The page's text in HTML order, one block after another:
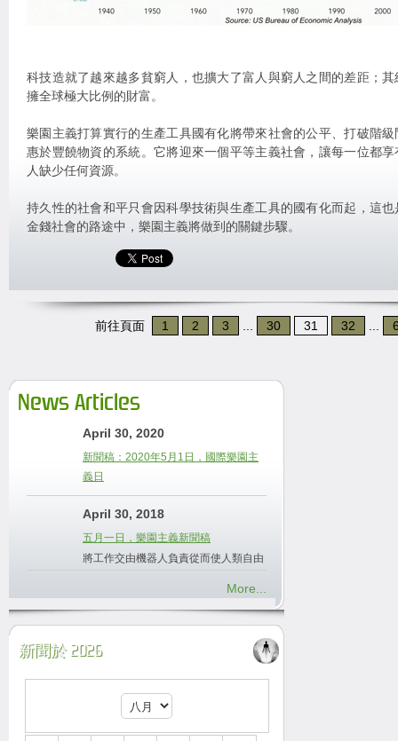
科技造就了越來越多貧窮人，也擴大了富人與窮人之間的差距；
擁全球極大比例的財富。
樂園主義打算實行的生產工具國有化將帶來社會的公平、打破階
惠於豐饒物資的系統。它將迎來一個平等主義社會，讓每一位都
人缺少任何資源。
持久性的社會和平只會因科學技術與生產工具的國有化而起，這
金錢社會的路途中，樂園主義將做到的關鍵步驟。
前往頁面 1 2 3 30 31 32
News Articles
April 30, 2020
新聞稿：2020年5月1日，國際樂園主
義日
April 30, 2018
五月一日，樂園主義新聞稿
將工作交由機器人負責從而使人類自由
More...
新聞於 2026